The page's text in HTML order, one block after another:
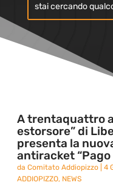
A trentaquattro
estorsore” di
presenta la
antiracket “Pago
daComitato Addiopizzo |4
ADDIOPIZZO, NEWS